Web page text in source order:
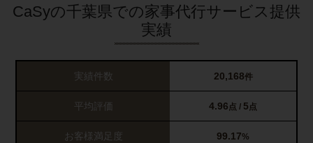
CaSyの千葉県での家事代行サービス提供
実績
実績件数 20,168件
平均評価 4.96 点 / 5 点
お客様満足度 99.17%